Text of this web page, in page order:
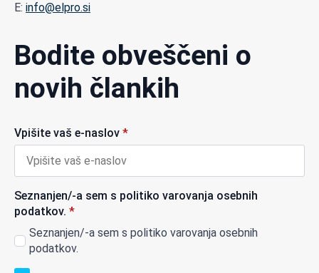
E: info@elpro.si
Bodite obveščeni o
novih člankih
Vpišite vaš e-naslov *
Seznanjen/-a sem s politiko varovanja osebnih
podatkov. *
Seznanjen/-a sem s politiko varovanja osebnih
podatkov.